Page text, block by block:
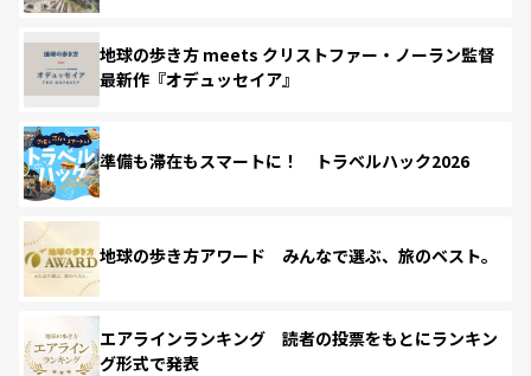
地球の歩き方 meets クリストファー・ノーラン監督
最新作『オデュッセイア』
準備も滞在もスマートに！ トラベルハック2026
地球の歩き方アワード みんなで選ぶ、旅のベスト。
エアラインランキング 読者の投票をもとにランキン
グ形式で発表